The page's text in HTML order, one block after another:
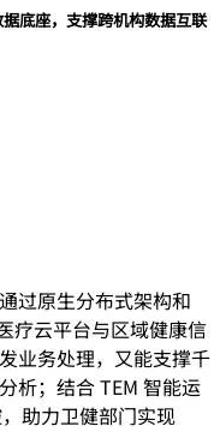
底座，支撑跨机构数据互联
过原生分布式架构和
疗云平台与区域健康信
业务处理，又能支撑千
析；结合 TEM 智能运
助力卫健部⻔实现